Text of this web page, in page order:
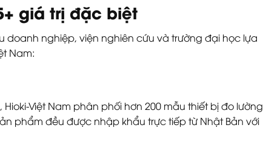
giá trị đặc biệt
doanh nghiệp, viện nghiên cứu và trường đại học lựa
Nam:
Việt Nam phân phối hơn 200 mẫu thiết bị đo lường
phẩm đều được nhập khẩu trực tiếp từ Nhật Bản với